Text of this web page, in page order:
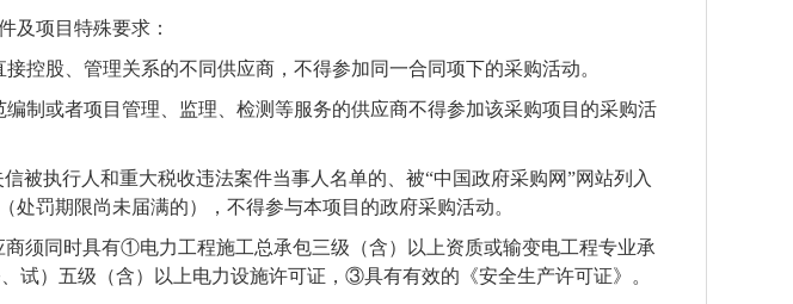
及项目特殊要求：
控股、管理关系的不同供应商，不得参加同一合同项下的采购活动。
制或者项目管理、监理、检测等服务的供应商不得参加该采购项目的采购活
被执行人和重大税收违法案件当事人名单的、被“中国政府采购网”网站列入
处罚期限尚未届满的），不得参与本项目的政府采购活动。
商须同时具有①电力工程施工总承包三级（含）以上资质或输变电工程专业承
试）五级（含）以上电力设施许可证，③具有有效的《安全生产许可证》。